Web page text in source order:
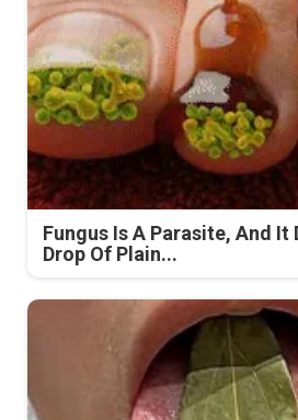
Fungus Is A Parasite, And It
Drop Of Plain...